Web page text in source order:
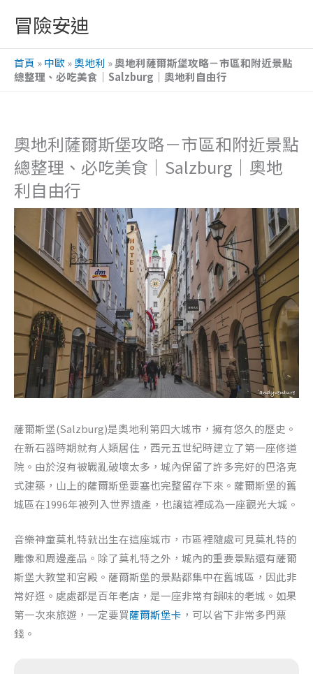
主
冒險安迪
首頁 »中歐»奧地利 »奧地利薩爾斯堡攻略－市區和附近景點
總整理、必吃美食｜Salzburg｜奧地利自由行
奧地利薩爾斯堡攻略－市區和附近景點
總整理、必吃美食｜Salzburg｜奧地
利自由行
薩爾斯堡(Salzburg)是奧地利第四大城市，擁有悠久的歷史。
在新石器時期就有人類居住，西元五世紀時建立了第一座修道
院。由於沒有被戰亂破壞太多，城內保留了許多完好的巴洛克
式建築，山上的薩爾斯堡要塞也完整留存下來。薩爾斯堡的舊
城區在1996年被列入世界遺產，也讓這裡成為一座觀光大城。
音樂神童莫札特就出生在這座城市，市區裡隨處可見莫札特的
雕像和周邊產品。除了莫札特之外，城內的重要景點還有薩爾
斯堡大教堂和宮殿。薩爾斯堡的景點都集中在舊城區，因此非
常好逛。處處都是百年老店，是一座非常有韻味的老城。如果
第一次來旅遊，一定要買薩爾斯堡卡 ，可以省下非常多門票
錢。